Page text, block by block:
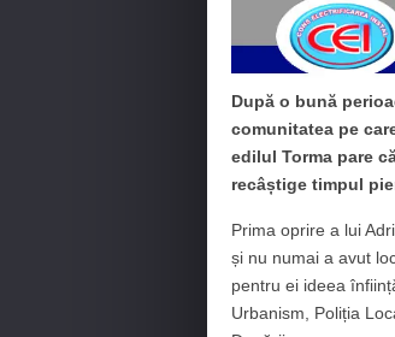
După o bună
comunitatea pe
edilul Torma pare
recâștige timpul
Prima oprire a lui
și nu numai a avut
pentru ei ideea
Urbanism, Poliția